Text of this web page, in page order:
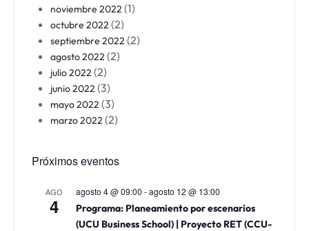
noviembre 2022 (1)
octubre 2022 (2)
septiembre 2022 (2)
agosto 2022 (2)
julio 2022 (2)
junio 2022 (3)
mayo 2022 (3)
marzo 2022 (2)
Próximos eventos
AGO
4
agosto 4 @ 09:00 -agosto 12 @ 13:00
Programa: Planeamiento por escenarios
(UCU Business School) | Proyecto RET (CCU-